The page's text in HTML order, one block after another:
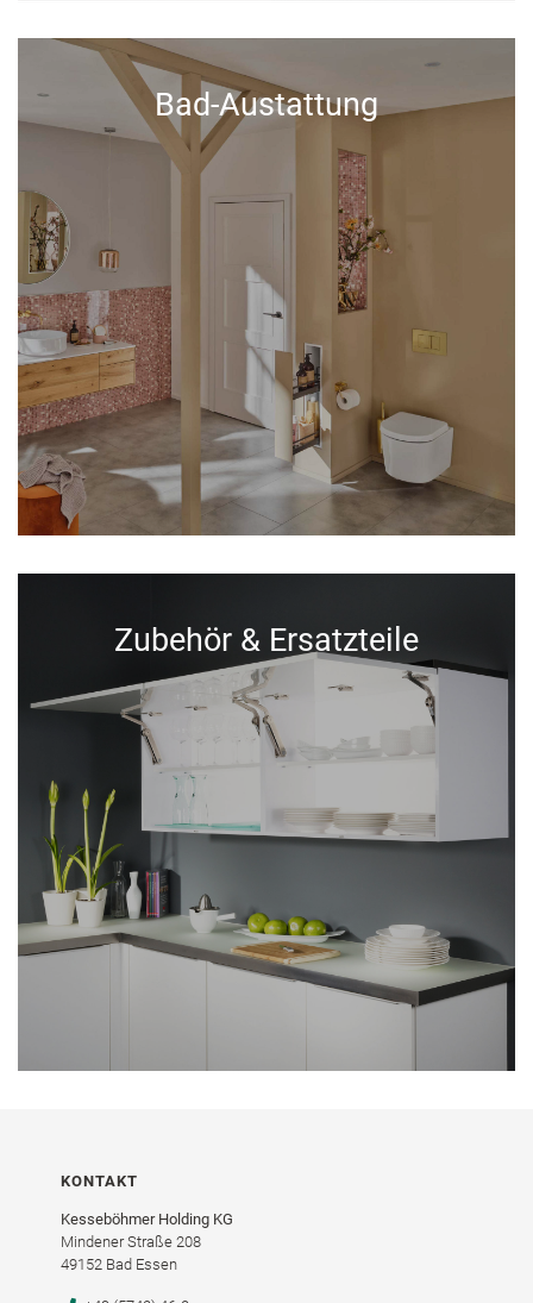
Bad-Austattung
Zubehör & Ersatzteile
KONTAKT
Kesseböhmer Holding KG
Mindener Straße 208
49152 Bad Essen